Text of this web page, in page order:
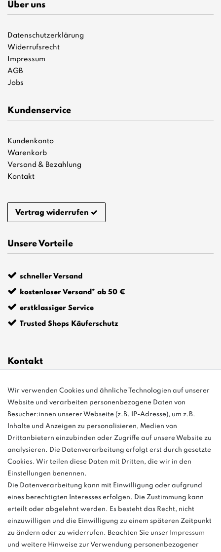
Über uns
Datenschutzerklärung
Widerrufsrecht
Impressum
AGB
Jobs
Kundenservice
Kundenkonto
Warenkorb
Versand & Bezahlung
Kontakt
Vertrag widerrufen
Unsere Vorteile
schneller Versand
kostenloser Versand* ab 50 €
erstklassiger Service
Trusted Shops Käuferschutz
Kontakt
info@bonvenon.de
03763 4048350
Montag - Freitag, 08:00 - 16:00
Anrufe aus dem dt. Festnetz zum Ortstarif, Preise aus dem Mobilfunknetz
ggf. abweichend (abhängig vom Provider).
und
weitere.
Wir verwenden Cookies und ähnliche Technologien auf unserer
Website und verarbeiten personenbezogene Daten von
Besucher:innen unserer Webseite (z.B. IP-Adresse), um z.B.
Inhalte und Anzeigen zu personalisieren, Medien von
Drittanbietern einzubinden oder Zugriffe auf unsere Website zu
analysieren. Die Datenverarbeitung erfolgt erst durch gesetzte
Cookies. Wir teilen diese Daten mit Dritten, die wir in den
Einstellungen benennen.
Die Datenverarbeitung kann mit Einwilligung oder aufgrund
eines berechtigten Interesses erfolgen. Die Zustimmung kann
erteilt oder abgelehnt werden. Es besteht das Recht, nicht
einzuwilligen und die Einwilligung zu einem späteren Zeitpunkt
zu ändern oder zu widerrufen. Beachten Sie unser
Impressum
und weitere Hinweise zur Verwendung personenbezogener